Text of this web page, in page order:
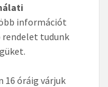
információt
rendelet tudunk
16 óráig várjuk